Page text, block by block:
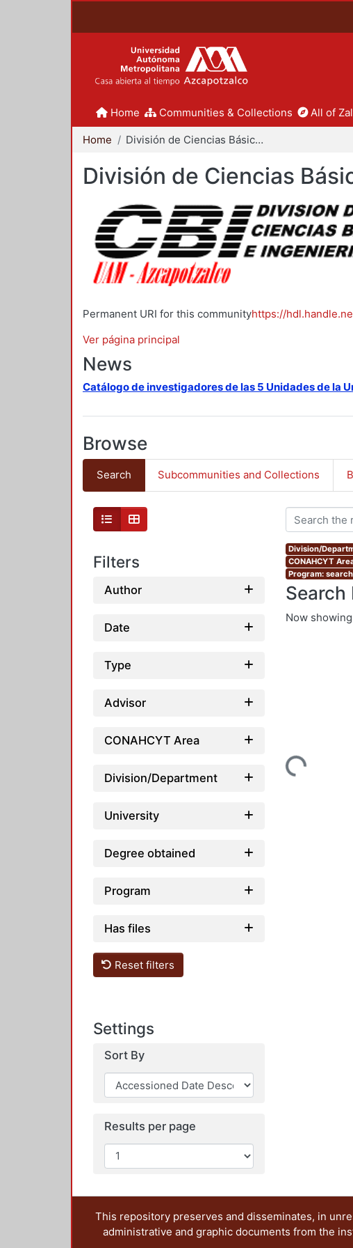
Home Communities & Collections All of
Home División de Ciencias Básicas e Ingeniería
División de Ciencias
Permanent URI for this communityhttps://
Ver página principal
News
Catálogo de investigadores de las 5 Unidades de la
Browse
Search Subcommunities and Collections
Filters
Author
Date
Type
Advisor
CONAHCYT Area
Division/Department
University
Degree obtained
Program
Has files
Reset filters
Settings
Sort By
Results per page
Division/
CONAHCYT
Program:
Search
Now showing
Loading...
This repository preserves and disseminates, in
administrative and graphic documents from the